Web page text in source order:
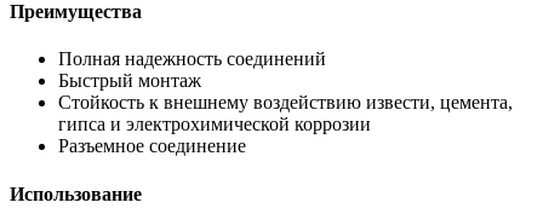
Преимущества
Полная надежность соединений
Быстрый монтаж
Стойкость к внешнему воздействию извести, цемента,
гипса и электрохимической коррозии
Разъемное соединение
Использование